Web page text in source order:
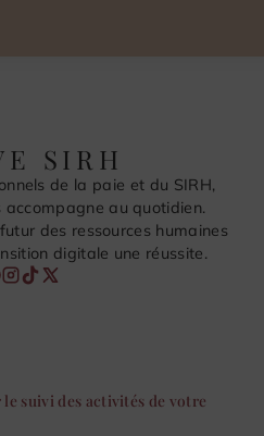
SIRH
de la paie et du SIRH,
au quotidien.
des ressources humaines
digitale une réussite.
suivi des activités de votre